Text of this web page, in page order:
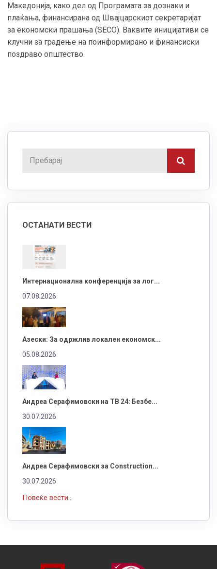
Македонија, како дел од Програмата за дознаки и
плаќања, финансирана од Швајцарскиот секретаријат
за економски прашања (SECO). Ваквите иницијативи се
клучни за градење на поинформирано и финансиски
поздраво општество.
ОСТАНАТИ ВЕСТИ
Интернационална конференција за лог...
07.08.2026
Азески: За одржлив локален економск...
05.08.2026
Андреа Серафимовски на ТВ 24: Безбе...
30.07.2026
Андреа Серафимовски за Construction...
30.07.2026
Повеќе вести...